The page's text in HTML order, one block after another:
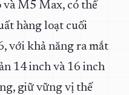
và M5 Max, có thể
hàng loạt cuối
với khả năng ra mắt
14 inch và 16 inch
giữ vững vị thế